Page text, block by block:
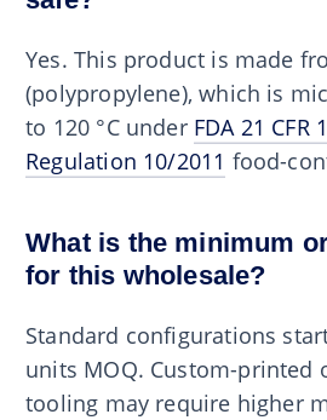
Yes. This product is made
(polypropylene), which is
to 120 °C under FDA 21 CFR
Regulation 10/2011 food-
What is the minimum
for this wholesale?
Standard configurations
units MOQ. Custom-printed
tooling may require higher